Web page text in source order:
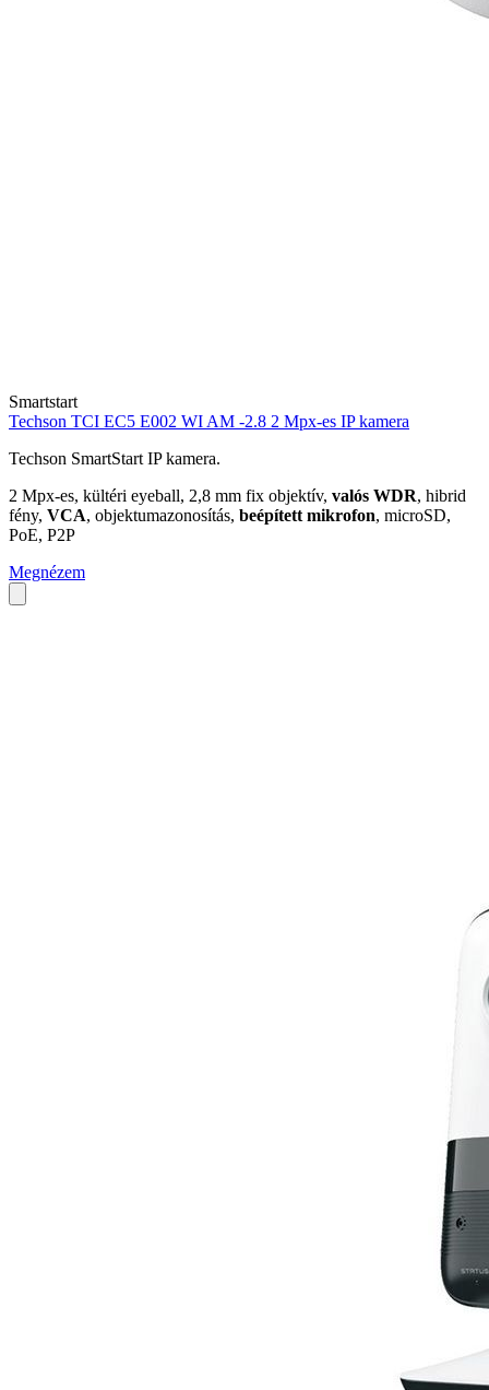
Smartstart
Techson TCI EC5 E002 WI AM -2.8 2 Mpx-es IP kamera
Techson SmartStart IP kamera.
2 Mpx-es, kültéri eyeball, 2,8 mm fix objektív, valós WDR, hibrid
fény, VCA, objektumazonosítás, beépített mikrofon, microSD,
PoE, P2P
Megnézem